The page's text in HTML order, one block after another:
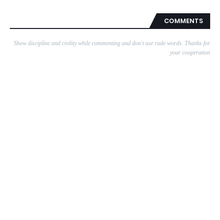
COMMENTS
Show discipline and civility while commenting and don't use rude words. Thanks for
your cooperation